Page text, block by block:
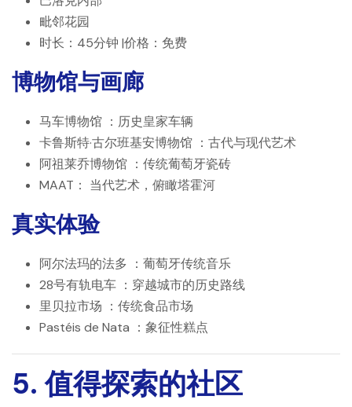
毗邻花园
时长：45分钟 |价格：免费
博物馆与画廊
马车博物馆 ：历史皇家车辆
卡鲁斯特·古尔班基安博物馆 ：古代与现代艺术
阿祖莱乔博物馆 ：传统葡萄牙瓷砖
MAAT： 当代艺术，俯瞰塔霍河
真实体验
阿尔法玛的法多 ：葡萄牙传统音乐
28号有轨电车 ：穿越城市的历史路线
里贝拉市场 ：传统食品市场
Pastéis de Nata ：象征性糕点
5. 值得探索的社区